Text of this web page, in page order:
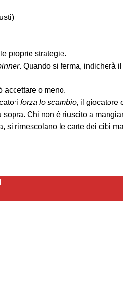
proprie strategie.
. Quando si ferma, indicherà
accettare o meno.
forza lo scambio, il giocatore
sopra. Chi non è riuscito a
si rimescolano le carte dei cibi